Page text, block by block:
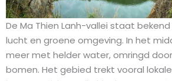
De Ma Thien Lanh-vallei staat
lucht en groene omgeving. In het
meer met helder water, omringd
bomen. Het gebied trekt vooral